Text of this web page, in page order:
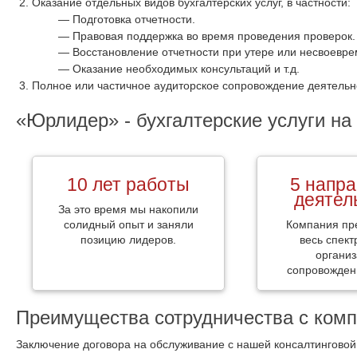
Подготовка отчетности.
Правовая поддержка во время проведения проверок.
Восстановление отчетности при утере или
Оказание необходимых консультаций и т.д.
Полное или частичное аудиторское сопровождение
«Юрлидер» - бухгалтерские услуги
10 лет работы
За это время мы накопили
солидный опыт и заняли
позицию лидеров.
5
Компания
весь
Преимущества сотрудничества с
Заключение договора на обслуживание с нашей